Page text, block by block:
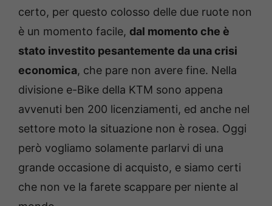
certo, per questo colosso delle due ruote non
è un momento facile, dal momento che è
stato investito pesantemente da una crisi
economica, che pare non avere fine. Nella
divisione e-Bike della KTM sono appena
avvenuti ben 200 licenziamenti, ed anche nel
settore moto la situazione non è rosea. Oggi
però vogliamo solamente parlarvi di una
grande occasione di acquisto, e siamo certi
che non ve la farete scappare per niente al